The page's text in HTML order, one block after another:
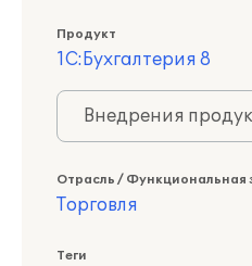
Продукт
1С:Бухгалтерия 8
Внедрения
Отрасль / Функциональная
Торговля
Теги